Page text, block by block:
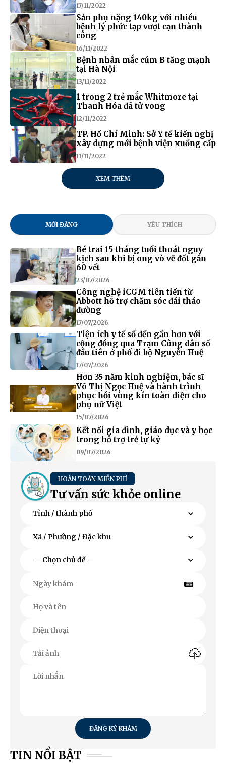
17/11/2022
Sản phụ nặng 140kg với nhiều
bệnh lý phức tạp vượt cạn thành
công
16/11/2022
Bệnh nhân mắc cúm B tăng mạnh
tại Hà Nội
13/11/2022
1 trong 2 trẻ mắc Whitmore tại
Thanh Hóa đã tử vong
12/11/2022
TP. Hồ Chí Minh: Sở Y tế kiến nghị
xây dựng mới bệnh viện xuống cấp
11/11/2022
XEM THÊM
MỚI ĐĂNG YÊU THÍCH
Bé trai 15 tháng tuổi thoát nguy
kịch sau khi bị ong vò vẽ đốt gần
60 vết
23/07/2026
Công nghệ iCGM tiên tiến từ
Abbott hỗ trợ chăm sóc đái tháo
đường
17/07/2026
Tiện ích y tế số đến gần hơn với
cộng đồng qua Trạm Công dân số
đầu tiên ở phố đi bộ Nguyễn Huệ
17/07/2026
Hơn 35 năm kinh nghiệm, bác sĩ
Võ Thị Ngọc Huệ và hành trình
phục hồi vùng kín toàn diện cho
phụ nữ Việt
15/07/2026
Kết nối gia đình, giáo dục và y học
trong hỗ trợ trẻ tự kỷ
09/07/2026
HOÀN TOÀN MIỄN PHÍ
Tư vấn sức khỏe online
ĐĂNG KÝ KHÁM
TIN NỔI BẬT